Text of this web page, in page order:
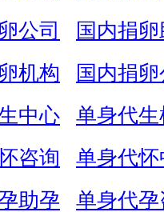
公司
国内捐
机构
国内捐卵
中心
单身代生
咨询
单身代怀
助孕
单身代孕